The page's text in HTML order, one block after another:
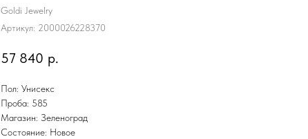
Goldi Jewelry
Артикул: 2000026228370
57 840 р.
Пол: Унисекс
Проба: 585
Магазин: Зеленоград
Состояние: Новое